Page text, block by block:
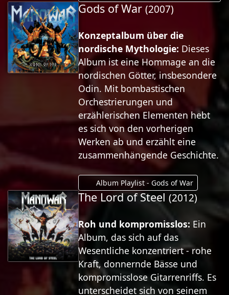
Gods of War(2007)
Konzeptalbum über die
nordische Mythologie: Dieses
Album ist eine Hommage an die
nordischen Götter, insbesondere
Odin. Mit bombastischen
Orchestrierungen und
erzählerischen Elementen hebt
es sich von den vorherigen
Werken ab und erzählt eine
zusammenhängende Geschichte.
Album Playlist - Gods of War
The Lord of Steel(2012)
Roh und kompromisslos: Ein
Album, das sich auf das
Wesentliche konzentriert - rohe
Kraft, donnernde Bässe und
kompromisslose Gitarrenriffs. Es
unterscheidet sich von seinem